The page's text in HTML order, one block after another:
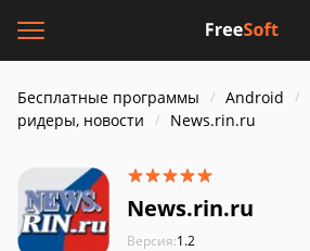
Бесплатные программы Android
ридеры, новости
News.rin.ru
News.rin.ru
Версия:1.2